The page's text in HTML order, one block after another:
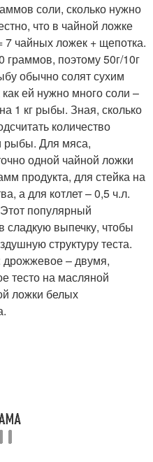
соли, сколько нужно
что в чайной ложке
7 чайных ложек + щепотка.
граммов, поэтому 50г/10г
обычно солят сухим
ей нужно много соли –
1 кг рыбы. Зная, сколько
количество
рыбы. Для мяса,
одной чайной ложки
продукта, для стейка на
а для котлет – 0,5 ч.л.
популярный
сладкую выпечку, чтобы
структуру теста.
– двумя,
тесто на масляной
ложки белых